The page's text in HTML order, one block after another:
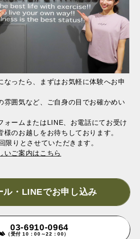
なったら、まずはお気軽に体験へお申
雰囲気など、ご自身の目でお確かめい
ォームまたはLINE、お電話にてお受け
様のお越しをお待ちしております。
りとさせていただきます。
いご案内はこちら
ル・LINEでお申し込み
03-6910-0964
（受付 10：00～22：00）